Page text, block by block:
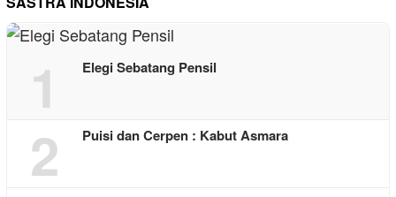
1 Elegi Sebatang Pensil
2 Puisi dan Cerpen : Kabut Asmara